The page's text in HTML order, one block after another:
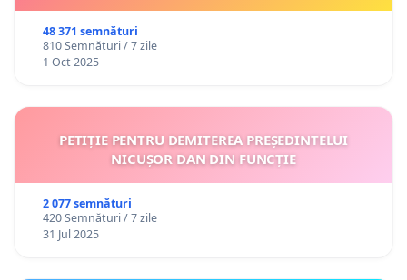
Semnat:
1. Radu Popescu - regizor, dramaturg, Fondator
Fundația Gabriela Tudor
3. Beatrice Popescu – manager cultural, producător
Festival Bucharest Fringe
4. Adrian Loghin - actor
48 371 semnături
810 Semnături / 7 zile
1 Oct 2025
PETIȚIE PENTRU DEMITEREA PREȘEDINTELUI
NICUȘOR DAN DIN FUNCȚIE
2 077 semnături
420 Semnături / 7 zile
31 Jul 2025